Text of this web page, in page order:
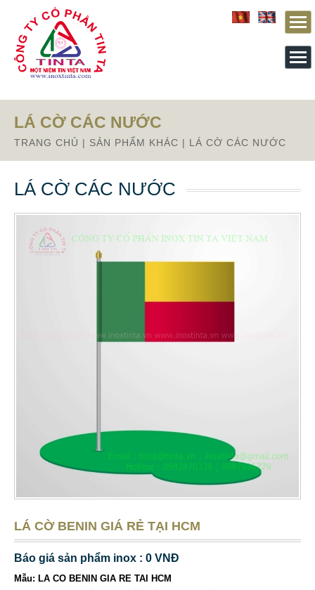
Từ mục này trở xuống là mã nguồn Zalo
LÁ CỜ CÁC NƯỚC
TRANG CHỦ | SẢN PHẨM KHÁC | LÁ CỜ CÁC NƯỚC
LÁ CỜ CÁC NƯỚC
LÁ CỜ BENIN GIÁ RẺ TẠI HCM
Báo giá sản phẩm inox : 0 VNĐ
Mẫu: LA CO BENIN GIA RE TAI HCM